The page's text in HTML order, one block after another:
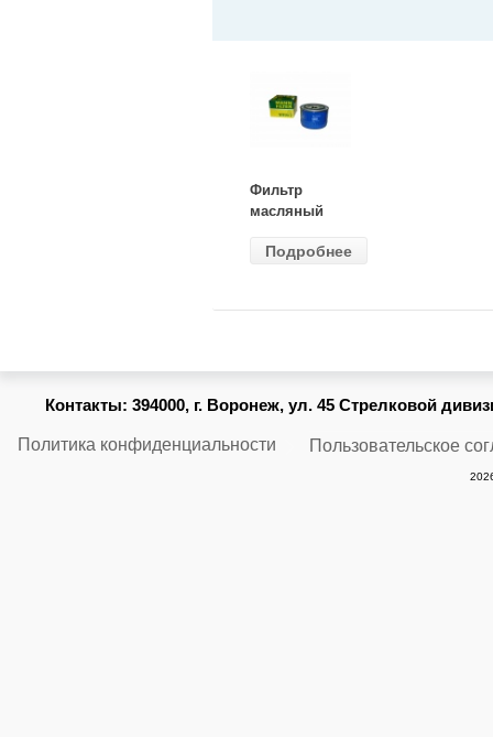
Фильтр
масляный
(MANN) W
Подробнее
Контакты: 394000, г. Воронеж, ул. 45 Стрелковой
Политика конфиденциальности Пользовательское